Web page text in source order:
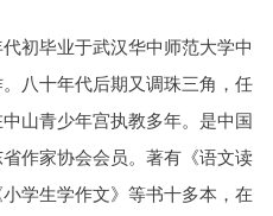
初毕业于武汉华中师范大学中
八十年代后期又调珠三角，任
山青少年宫执教多年。是中国
作家协会会员。著有《语文读
学生学作文》等书十多本，在